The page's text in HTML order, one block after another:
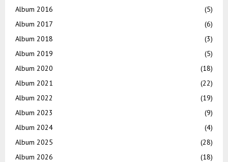
Album 2016
(5)
Album 2017
(6)
Album 2018
(3)
Album 2019
(5)
Album 2020
(18)
Album 2021
(22)
Album 2022
(19)
Album 2023
(9)
Album 2024
(4)
Album 2025
(28)
Album 2026
(18)